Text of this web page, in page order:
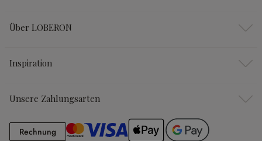
Über LOBERON
Inspiration
Unsere Zahlungsarten
RechnungRechnung